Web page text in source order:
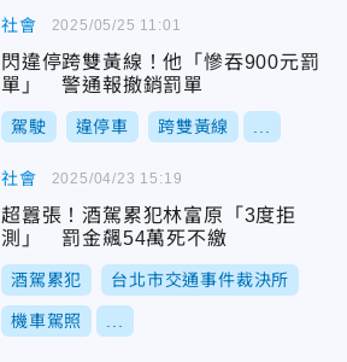
社會
閃違停跨雙黃線！他「慘吞900元罰
單」 警通報撤銷罰單
駕駛 違停車 跨雙黃線
2025/05/25 11:01
社會
超囂張！酒駕累犯林富原「3度拒
測」 罰金飆54萬死不繳
酒駕累犯 台北市交通事件裁決所
機車駕照
2025/04/23 15:19